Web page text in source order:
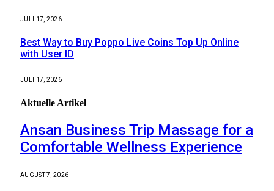
JULI 17, 2026
Best Way to Buy Poppo Live Coins Top Up Online
with User ID
JULI 17, 2026
Aktuelle Artikel
Ansan Business Trip Massage for a
Comfortable Wellness Experience
AUGUST 7, 2026